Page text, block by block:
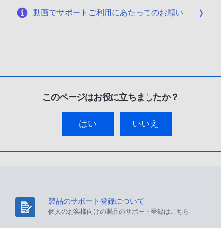
動画でサポートご利用にあたってのお願い
このページはお役に立ちましたか？
はい いいえ
製品のサポート登録について
個人のお客様向けの製品のサポート登録はこちら